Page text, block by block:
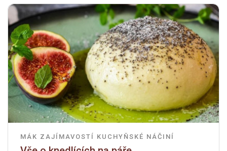
MÁK ZAJÍMAVOSTÍ KUCHYŇSKÉ NÁČINÍ